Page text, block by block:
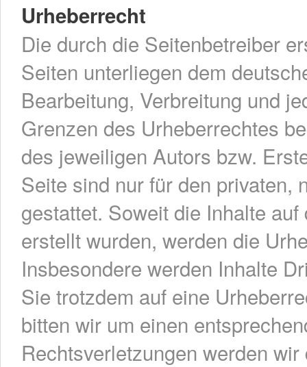
Urheberrecht
Die durch die Seitenbetreiber
Seiten unterliegen dem
Bearbeitung, Verbreitung und
Grenzen des Urheberrechtes
des jeweiligen Autors bzw.
Seite sind nur für den privaten,
gestattet. Soweit die Inhalte
erstellt wurden, werden die
Insbesondere werden Inhalte
Sie trotzdem auf eine
bitten wir um einen
Rechtsverletzungen werden